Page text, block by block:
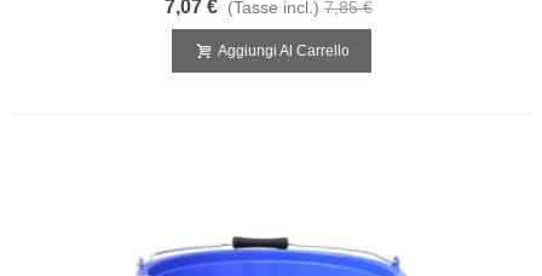
7,07 € (Tasse incl.) 7,85 €
Aggiungi Al Carrello